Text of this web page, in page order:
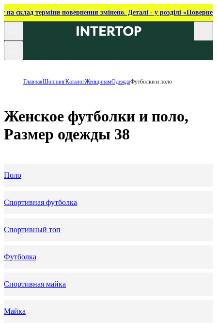
на склад терміни повернення змінено. Деталі - у розділі
ГлавнаяШоппингКаталогЖенщинамОдеждаФутболки и поло
Женское футболки и поло,
Размер одежды 38
Поло
Спортивная футболка
Спортивный топ
Футболка
Спортивная майка
Майка